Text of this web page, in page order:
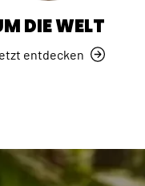
DIE WELT
entdecken